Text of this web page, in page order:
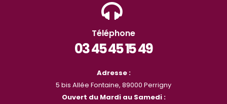
Téléphone
03 45 45 15 49
Adresse :
5 bis Allée Fontaine, 89000 Perrigny
Ouvert du Mardi au Samedi :